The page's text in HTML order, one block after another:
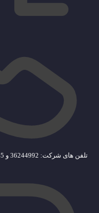
تلفن های شرکت: 36244992 و 03136240285 و 09125773672